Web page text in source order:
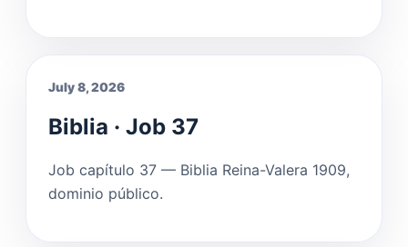
July 8, 2026
Biblia · Job 37
Job capítulo 37 — Biblia Reina-Valera 1909,
dominio público.